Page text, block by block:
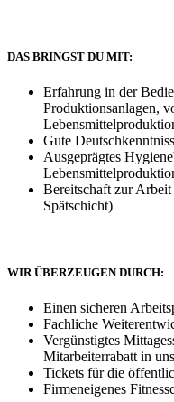
DAS BRINGST DU MIT:
Erfahrung in der
Produktionsanlagen,
Gute
Ausgeprägtes
Bereitschaft zur
Spätschicht)
WIR ÜBERZEUGEN DURCH:
Einen sicheren
Fachliche
Vergünstigtes
Mitarbeiterrabatt in
Tickets für die
Firmeneigenes